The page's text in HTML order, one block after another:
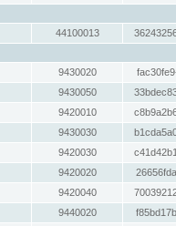
44100013
9430020
9430050
9420010
9430030
9420030
9420020
9420040
9440020